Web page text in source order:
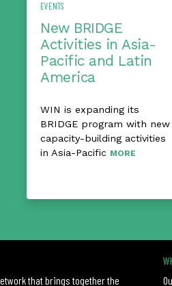
EVENTS
New BRIDGE
Activities in Asia-
Pacific and Latin
America
WIN is expanding its
BRIDGE program with new
capacity-building activities
in Asia-Pacific MORE
that brings together the